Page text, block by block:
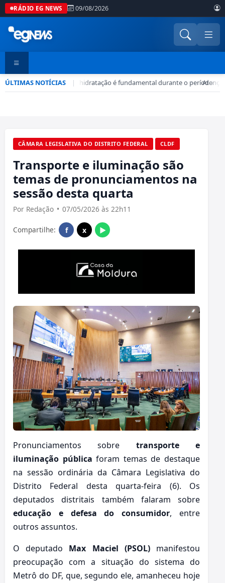
RÁDIO EG NEWS 09/08/2026
ÚLTIMAS NOTÍCIAS |
Seca no DF: hidratação é fundamental durante o período
•
CÂMARA LEGISLATIVA DO DISTRITO FEDERAL CLDF
Transporte e iluminação são
temas de pronunciamentos na
sessão desta quarta
Por Redação • 07/05/2026 às 22h11
Compartilhe: f x ▶
Pronunciamentos sobre transporte e
iluminação pública foram temas de destaque
na sessão ordinária da Câmara Legislativa do
Distrito Federal desta quarta-feira (6). Os
deputados distritais também falaram sobre
educação e defesa do consumidor, entre
outros assuntos.
O deputado Max Maciel (PSOL)manifestou
preocupação com a situação do sistema do
Metrô do DF, que, segundo ele, amanheceu hoje